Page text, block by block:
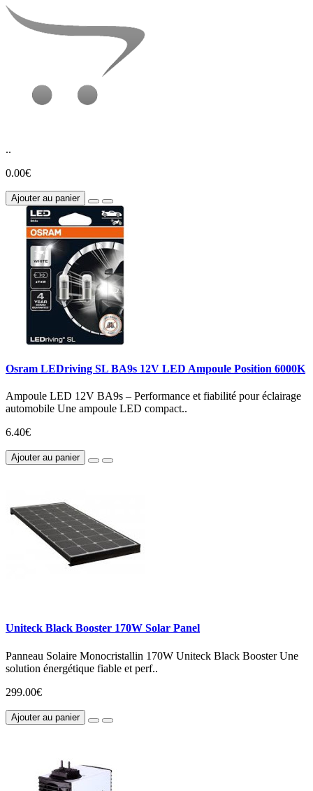
..
0.00€
Ajouter au panier
Osram LEDriving SL BA9s 12V LED Ampoule Position 6000K
Ampoule LED 12V BA9s – Performance et fiabilité pour éclairage
automobile Une ampoule LED compact..
6.40€
Ajouter au panier
Uniteck Black Booster 170W Solar Panel
Panneau Solaire Monocristallin 170W Uniteck Black Booster Une
solution énergétique fiable et perf..
299.00€
Ajouter au panier